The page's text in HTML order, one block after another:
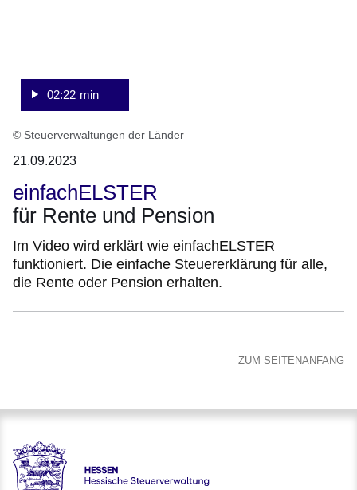
02:22 min
© Steuerverwaltungen der Länder
21.09.2023
einfachELSTER
für Rente und Pension
Im Video wird erklärt wie einfachELSTER
funktioniert. Die einfache Steuererklärung für alle,
die Rente oder Pension erhalten.
ZUM SEITENANFANG